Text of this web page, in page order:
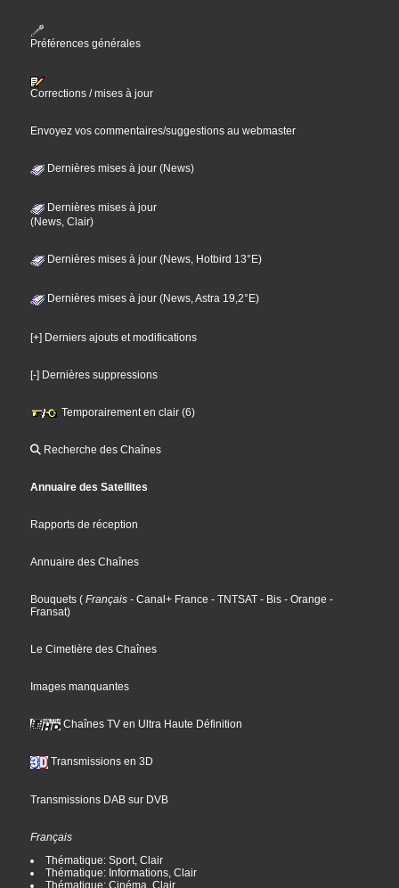
Préférences générales
Corrections / mises à jour
Envoyez vos commentaires/suggestions au webmaster
Dernières mises à jour (News)
Dernières mises à jour
(News, Clair)
Dernières mises à jour (News, Hotbird 13°E)
Dernières mises à jour (News, Astra 19,2°E)
[+] Derniers ajouts et modifications
[-] Dernières suppressions
Temporairement en clair (6)
Recherche des Chaînes
Annuaire des Satellites
Rapports de réception
Annuaire des Chaînes
Bouquets ( Français - Canal+ France - TNTSAT - Bis - Orange -
Fransat)
Le Cimetière des Chaînes
Images manquantes
Chaînes TV en Ultra Haute Définition
Transmissions en 3D
Transmissions DAB sur DVB
Français
Thématique: Sport, Clair
Thématique: Informations, Clair